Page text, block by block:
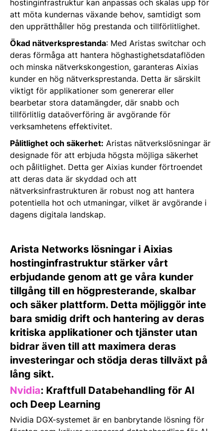
hostinginfrastruktur kan anpassas och skalas upp för
att möta kundernas växande behov, samtidigt som
den upprätthåller hög prestanda och tillförlitlighet.
Ökad nätverksprestanda: Med Aristas switchar och
deras förmåga att hantera höghastighetsdataflöden
och minska nätverkskongestion, garanteras Aixias
kunder en hög nätverksprestanda. Detta är särskilt
viktigt för applikationer som genererar eller
bearbetar stora datamängder, där snabb och
tillförlitlig dataöverföring är avgörande för
verksamhetens effektivitet.
Pålitlighet och säkerhet: Aristas nätverkslösningar är
designade för att erbjuda högsta möjliga säkerhet
och pålitlighet. Detta ger Aixias kunder förtroendet
att deras data är skyddad och att
nätverksinfrastrukturen är robust nog att hantera
potentiella hot och utmaningar, vilket är avgörande i
dagens digitala landskap.
Arista Networks lösningar i Aixias
hostinginfrastruktur stärker vårt
erbjudande genom att ge våra kunder
tillgång till en högpresterande, skalbar
och säker plattform. Detta möjliggör inte
bara smidig drift och hantering av deras
kritiska applikationer och tjänster utan
bidrar även till att maximera deras
investeringar och stödja deras tillväxt på
lång sikt.
Nvidia: Kraftfull Databehandling för AI
och Deep Learning
Nvidia DGX-systemet är en banbrytande lösning för